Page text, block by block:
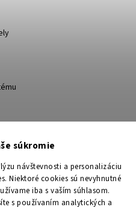
súkromie
návštevnosti a personalizáciu
Niektoré cookies sú nevyhnutné
iba s vaším súhlasom.
s používaním analytických a